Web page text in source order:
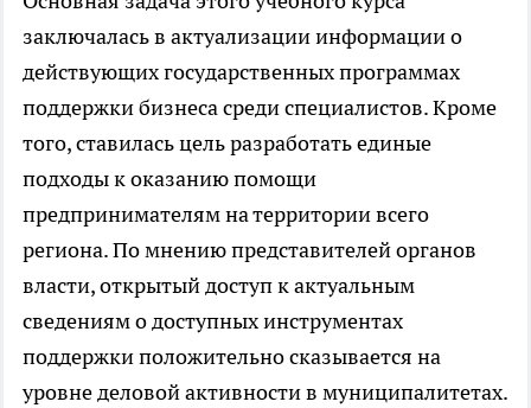
заключалась в актуализации информации о
действующих государственных программах
поддержки бизнеса среди специалистов. Кроме
того, ставилась цель разработать единые
подходы к оказанию помощи
предпринимателям на территории всего
региона. По мнению представителей органов
власти, открытый доступ к актуальным
сведениям о доступных инструментах
поддержки положительно сказывается на
уровне деловой активности в муниципалитетах.